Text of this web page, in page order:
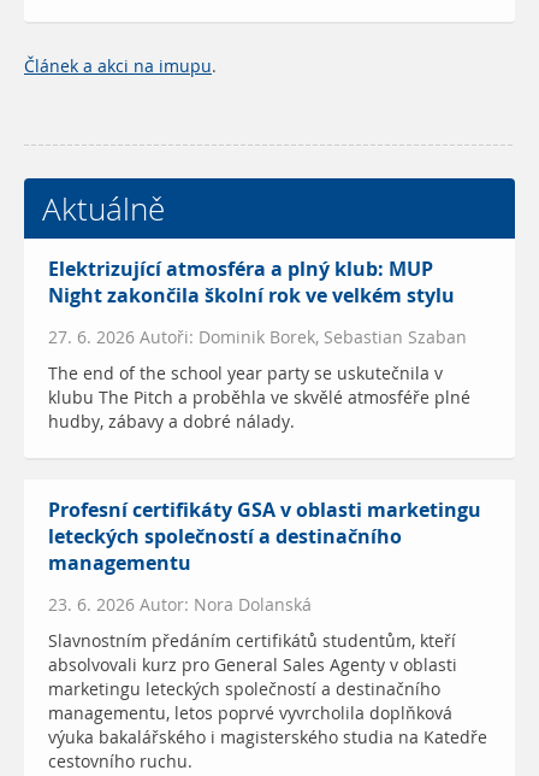
Článek a akci na imupu.
Aktuálně
Elektrizující atmosféra a plný klub: MUP
Night zakončila školní rok ve velkém stylu
27. 6. 2026 Autoři: Dominik Borek, Sebastian Szaban
The end of the school year party se uskutečnila v
klubu The Pitch a proběhla ve skvělé atmosféře plné
hudby, zábavy a dobré nálady.
Profesní certifikáty GSA v oblasti marketingu
leteckých společností a destinačního
managementu
23. 6. 2026 Autor: Nora Dolanská
Slavnostním předáním certifikátů studentům, kteří
absolvovali kurz pro General Sales Agenty v oblasti
marketingu leteckých společností a destinačního
managementu, letos poprvé vyvrcholila doplňková
výuka bakalářského i magisterského studia na Katedře
cestovního ruchu.